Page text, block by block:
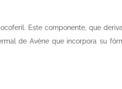
Este componente, que
de Avène que incorpora su